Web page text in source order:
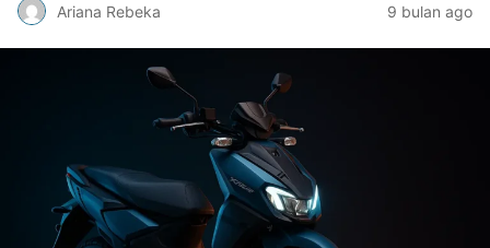
Ariana Rebeka 9 bulan ago